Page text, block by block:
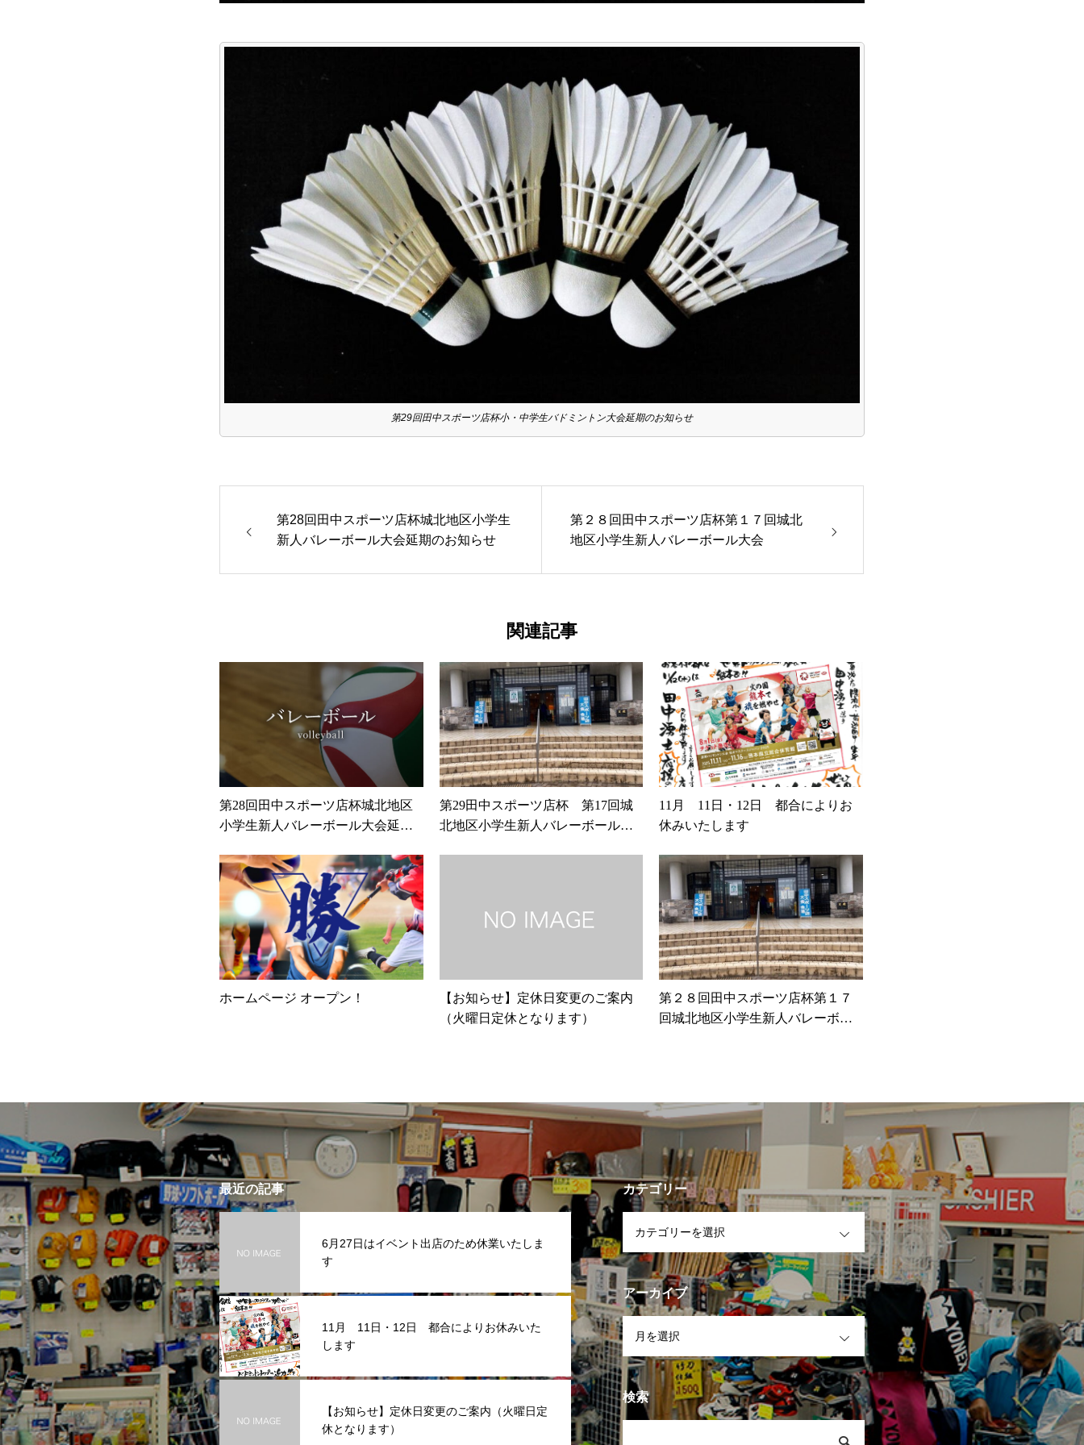
第29回田中スポーツ店杯小・中学生バドミントン大会延期のお知らせ
第28回田中スポーツ店杯城北地区小学生
新人バレーボール大会延期のお知らせ
第２８回田中スポーツ店杯第１７回城北
地区小学生新人バレーボール大会
関連記事
第28回田中スポーツ店杯城北地区
小学生新人バレーボール大会延期
第29田中スポーツ店杯 第17回城
北地区小学生新人バレーボール大
11月 11日・12日 都合によりお
休みいたします
ホームページ オープン！
【お知らせ】定休日変更のご案内
（火曜日定休となります）
第２８回田中スポーツ店杯第１７
回城北地区小学生新人バレーボー
最近の記事
6月27日はイベント出店のため休業いたしま
す
11月 11日・12日 都合によりお休みいた
します
【お知らせ】定休日変更のご案内（火曜日定
休となります）
カテゴリー
アーカイブ
検索